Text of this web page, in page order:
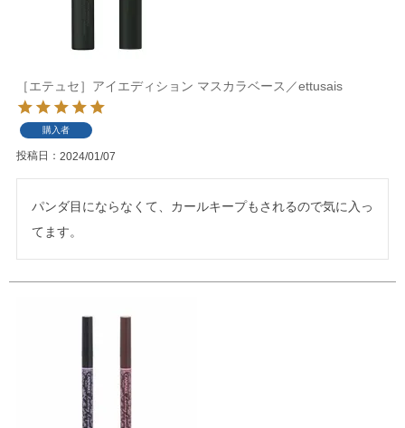
［エテュセ］アイエディション マスカラベース／ettusais
購入者
投稿日 2024/01/07
パンダ目にならなくて、カールキープもされるので気に入っ
てます。